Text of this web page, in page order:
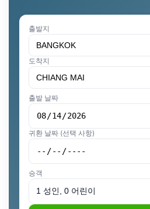
출발지
도착지
출발 날짜
귀환 날짜 (선택 사항)
승객
1 성인, 0 어린이